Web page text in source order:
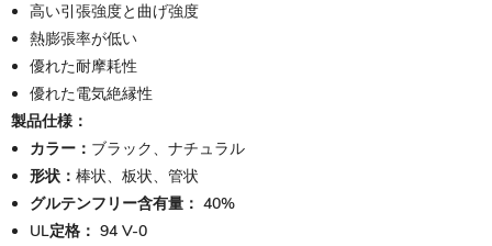
高い引張強度と曲げ強度
熱膨張率が低い
優れた耐摩耗性
優れた電気絶縁性
製品仕様：
カラー： ブラック、ナチュラル
形状： 棒状、板状、管状
グルテンフリー含有量： 40%
UL定格： 94 V-0